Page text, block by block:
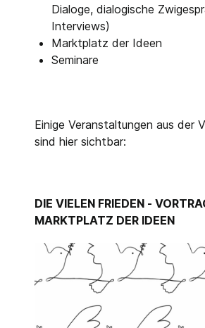
Dialoge, dialogische
Interviews)
Marktplatz der Ideen
Seminare
Einige Veranstaltungen aus der
sind hier sichtbar:
DIE VIELEN FRIEDEN -
MARKTPLATZ DER IDEEN